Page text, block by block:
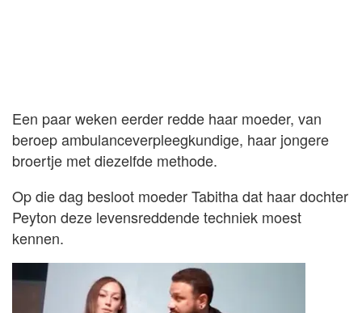
Een paar weken eerder redde haar moeder, van
beroep ambulanceverpleegkundige, haar jongere
broertje met diezelfde methode.
Op die dag besloot moeder Tabitha dat haar dochter
Peyton deze levensreddende techniek moest
kennen.